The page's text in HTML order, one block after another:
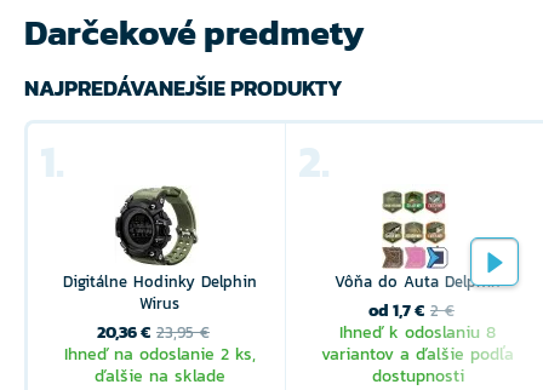
Darčekové predmety
NAJPREDÁVANEJŠIE PRODUKTY
1.
Digitálne Hodinky Delphin
Wirus
20,36 € 23,95 €
Ihneď na odoslanie 2 ks,
ďalšie na sklade
2.
Vôňa do Auta Delphin
od 1,7 € 2 €
Ihneď k odoslaniu 8
variantov a ďalšie podľa
dostupnosti